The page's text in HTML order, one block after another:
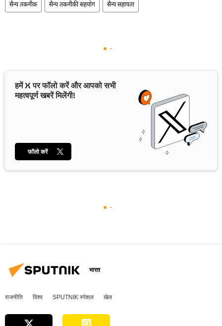
सैन्य तकनीक सैन्य तकनीकी सहयोग सैन्य सहायता
हमें X पर फॉलो करें और आपको सभी
महत्वपूर्ण खबरें मिलेंगी!
फॉलो करें
भारत
राजनीति विश्व SPUTNIK स्पेशल खेल